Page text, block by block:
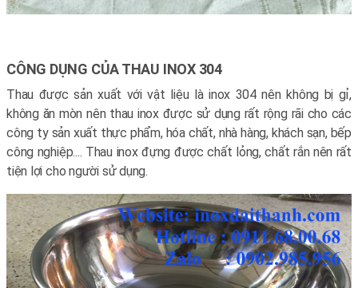
CÔNG DỤNG CỦA THAU INOX 304
Thau được sản xuất với vật liệu là inox 304 nên không bị gỉ,
không ăn mòn nên thau inox được sử dụng rất rộng rãi cho các
công ty sản xuất thực phẩm, hóa chất, nhà hàng, khách sạn, bếp
công nghiệp.... Thau inox đựng được chất lỏng, chất rắn nên rất
tiện lợi cho người sử dụng.